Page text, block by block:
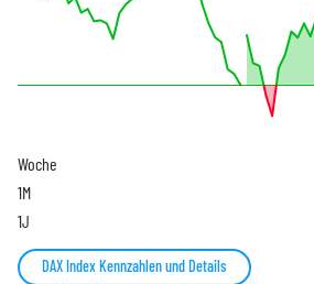
Woche
1M
1J
DAX Index Kennzahlen und Details